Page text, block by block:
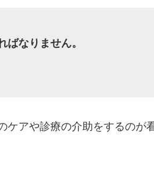
なりません。
ケアや診療の介助をするのが